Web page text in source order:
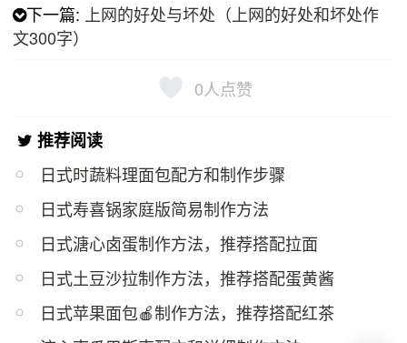
下一篇: 上网的好处与坏处（上网的好处和坏处作
文300字）
0人点赞
推荐阅读
日式时蔬料理面包配方和制作步骤
日式寿喜锅家庭版简易制作方法
日式溏心卤蛋制作方法，推荐搭配拉面
日式土豆沙拉制作方法，推荐搭配蛋黄酱
日式苹果面包🍎制作方法，推荐搭配红茶